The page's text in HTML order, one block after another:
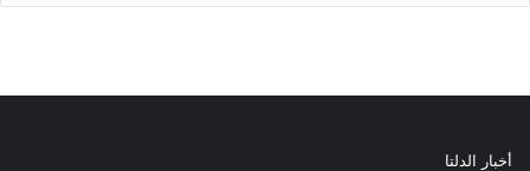
أخبار الدلتا